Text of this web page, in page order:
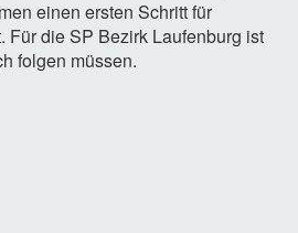
einen ersten Schritt für
Für die SP Bezirk Laufenburg ist
folgen müssen.